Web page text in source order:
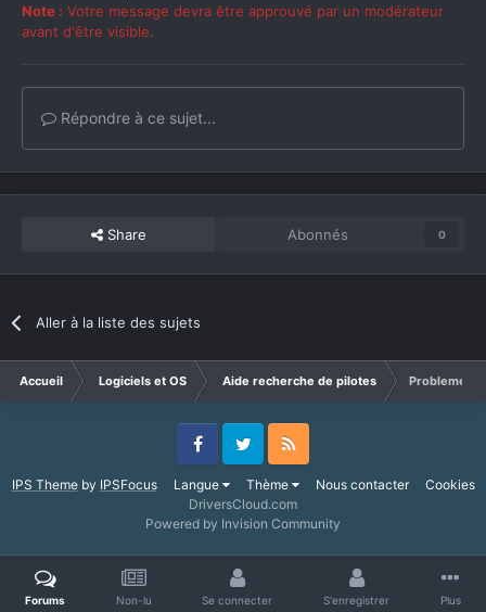
Note : Votre message devra être approuvé par un modérateur
avant d'être visible.
Répondre à ce sujet...
Share Abonnés 0
Aller à la liste des sujets
Accueil Logiciels et OS Aide recherche de pilotes Probleme
IPS Themeby IPSFocus Langue Thème Nous contacter Cookies
FacebookTwitter RSS
DriversCloud.com
Powered by Invision Community
Forums Non-lu Se connecter S'enregistrer Plus